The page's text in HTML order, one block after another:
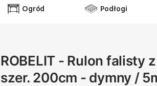
Ogród Podłogi
ROBELIT - Rulon falisty z
szer. 200cm - dymny /